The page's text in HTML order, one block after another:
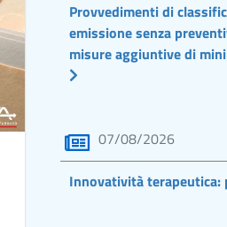
Provvedimenti di
emissione senza
misure aggiuntive di
07/08/2026
Innovatività terapeutica: